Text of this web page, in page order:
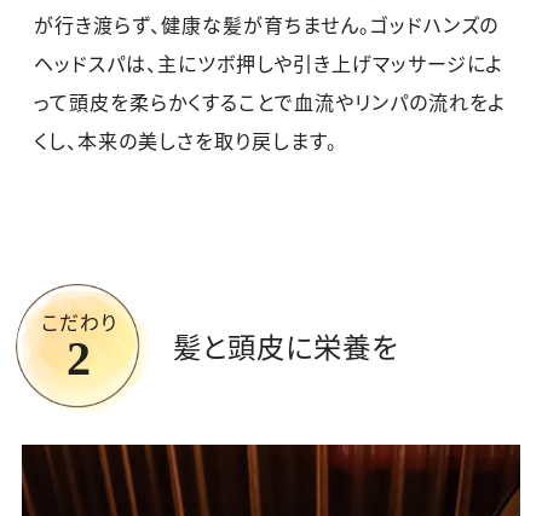
が行き渡らず、健康な髪が育ちません。ゴッドハンズの
ヘッドスパは、主にツボ押しや引き上げマッサージによ
って頭皮を柔らかくすることで血流やリンパの流れをよ
くし、本来の美しさを取り戻します。
こだわり
2 髪と頭皮に栄養を